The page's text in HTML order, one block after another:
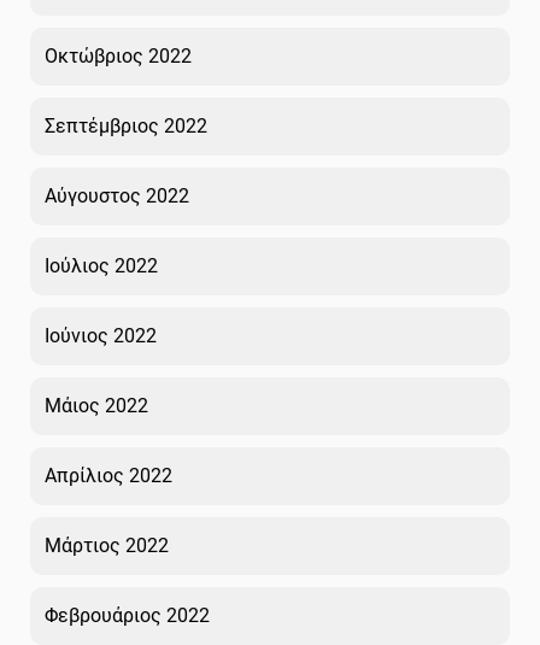
Οκτώβριος 2022
Σεπτέμβριος 2022
Αύγουστος 2022
Ιούλιος 2022
Ιούνιος 2022
Μάιος 2022
Απρίλιος 2022
Μάρτιος 2022
Φεβρουάριος 2022